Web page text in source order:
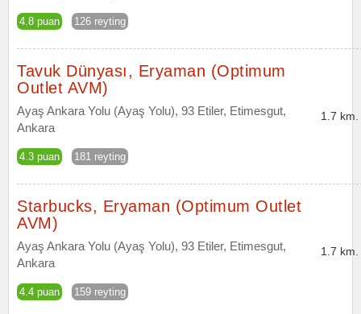
4.8 puan 126 reyting
Tavuk Dünyası, Eryaman (Optimum
Outlet AVM)
Ayaş Ankara Yolu (Ayaş Yolu), 93 Etiler, Etimesgut,
Ankara
4.3 puan 181 reyting
1.7 km.
Starbucks, Eryaman (Optimum Outlet
AVM)
Ayaş Ankara Yolu (Ayaş Yolu), 93 Etiler, Etimesgut,
Ankara
4.4 puan 159 reyting
1.7 km.